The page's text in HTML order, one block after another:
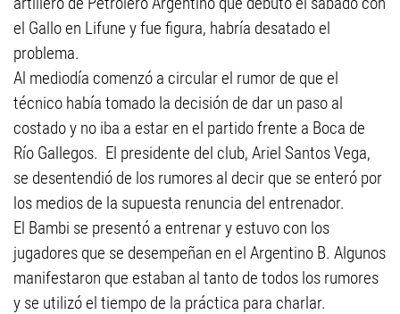
el Gallo en Lifune y fue figura, habría desatado el
problema.
Al mediodía comenzó a circular el rumor de que el
técnico había tomado la decisión de dar un paso al
costado y no iba a estar en el partido frente a Boca de
Río Gallegos. El presidente del club, Ariel Santos Vega,
se desentendió de los rumores al decir que se enteró por
los medios de la supuesta renuncia del entrenador.
El Bambi se presentó a entrenar y estuvo con los
jugadores que se desempeñan en el Argentino B. Algunos
manifestaron que estaban al tanto de todos los rumores
y se utilizó el tiempo de la práctica para charlar.